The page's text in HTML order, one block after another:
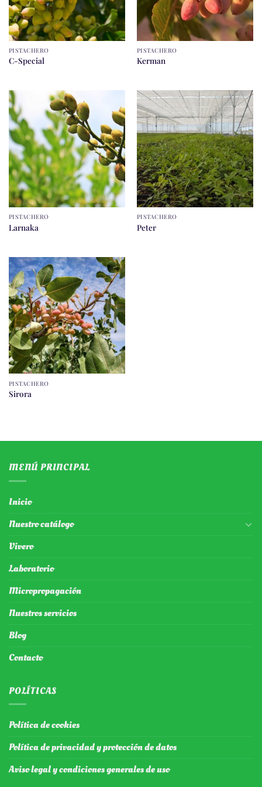
PISTACHERO
C-Special
PISTACHERO
Kerman
PISTACHERO
Larnaka
PISTACHERO
Peter
PISTACHERO
Sirora
MENÚ PRINCIPAL
Inicio
Nuestro catálogo
Vivero
Laboratorio
Micropropagación
Nuestros servicios
Blog
Contacto
POLÍTICAS
Política de cookies
Política de privacidad y protección de datos
Aviso legal y condiciones generales de uso